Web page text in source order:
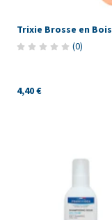
Trixie Brosse en Bois
(0)
4,40 €